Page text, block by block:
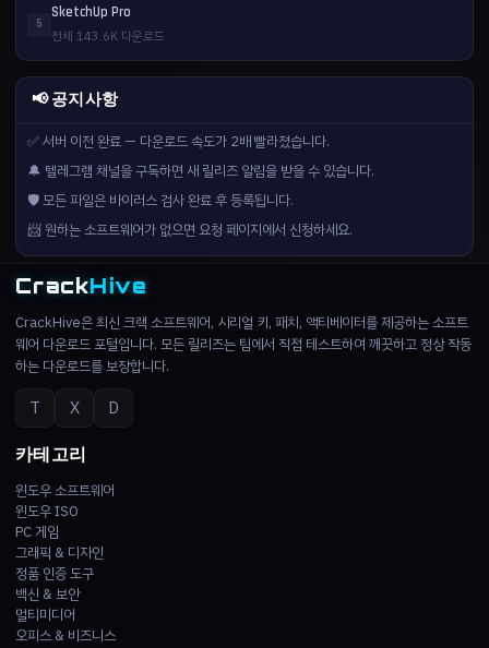
5
SketchUp Pro
전체 143.6K 다운로드
📢 공지사항
✅ 서버 이전 완료 — 다운로드 속도가 2배 빨라졌습니다.
🔔 텔레그램 채널을 구독하면 새 릴리즈 알림을 받을 수 있습니다.
🛡️ 모든 파일은 바이러스 검사 완료 후 등록됩니다.
📨 원하는 소프트웨어가 없으면 요청 페이지에서 신청하세요.
CrackHive
CrackHive은 최신 크랙 소프트웨어, 시리얼 키, 패치, 액티베이터를 제공하는 소프트
웨어 다운로드 포털입니다. 모든 릴리즈는 팀에서 직접 테스트하여 깨끗하고 정상 작동
하는 다운로드를 보장합니다.
T X D
카테고리
윈도우 소프트웨어
윈도우 ISO
PC 게임
그래픽 & 디자인
정품 인증 도구
백신 & 보안
멀티미디어
오피스 & 비즈니스